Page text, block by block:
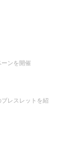
ンを開催
レスレットを紹